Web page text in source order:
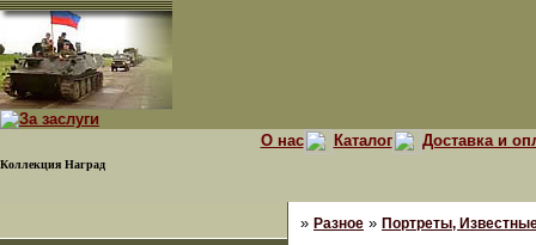
Коллекция Наград
О нас Каталог Доставка и
» Разное » Портреты,